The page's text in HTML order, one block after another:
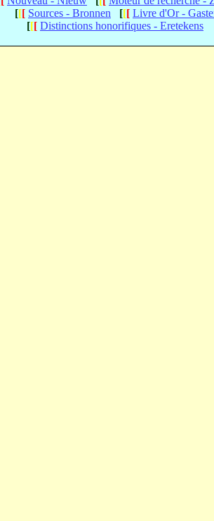
[[[ Sources - Bronnen [[[ Livre d'Or -
[[[ Distinctions honorifiques - Eretekens